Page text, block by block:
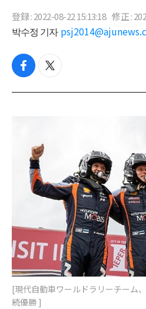
登録 : 2022-08-22 15:13:18 修正 :
박수정 기자
f
c
t
i
[現代自動車ワールドラリーチーム
続優勝 ]